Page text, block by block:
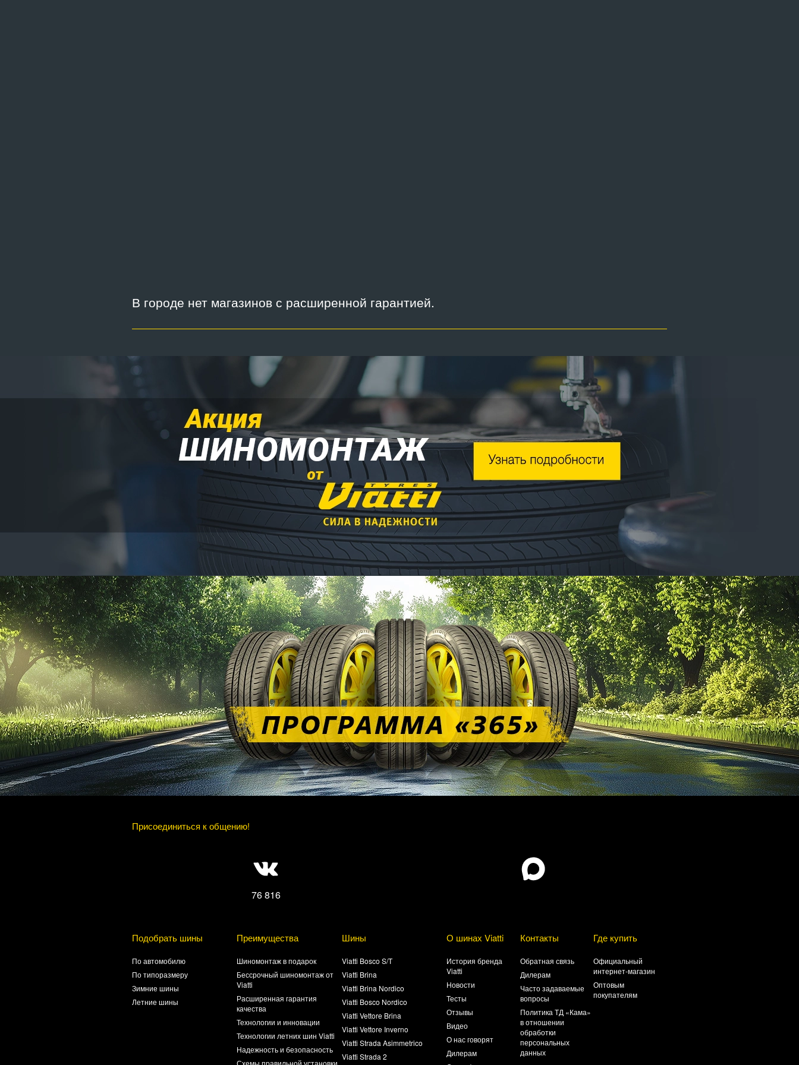
В городе нет магазинов с расширенной гарантией.
Присоединиться к общению!
76 816
Подобрать шины
По автомобилю
По типоразмеру
Зимние шины
Летние шины
Преимущества
Шиномонтаж в подарок
Бессрочный шиномонтаж от
Viatti
Расширенная гарантия
качества
Технологии и инновации
Технологии летних шин Viatti
Надежность и безопасность
Шины
Viatti Bosco S/T
Viatti Brina
Viatti Brina Nordico
Viatti Bosco Nordico
Viatti Vettore Brina
Viatti Vettore Inverno
Viatti Strada Asimmetrico
Viatti Strada 2
О шинах Viatti
История бренда
Viatti
Новости
Тесты
Отзывы
Видео
О нас говорят
Дилерам
Контакты
Обратная связь
Дилерам
Часто задаваемые
вопросы
Политика ТД «Кама»
в отношении
обработки
персональных
данных
Где купить
Официальный
интернет-магазин
Оптовым
покупателям